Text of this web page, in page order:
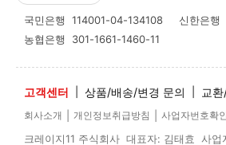
국민은행 114001-04-134108 신한은행
농협은행 301-1661-1460-11
고객센터 상품/배송/변경 문의 교
회사소개 개인정보취급방침 사업자번호확인
크레이지11 주식회사 대표자: 김태효 사